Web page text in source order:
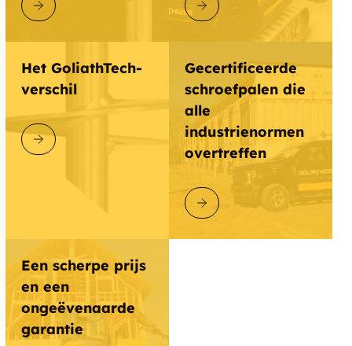
Danbury Deerfield Center
Mirror Lake Mount Sunapee
Nelson North Sanbornton
Rye Beach
Smithtown
Weare
West Wilton
ONTDEK GOLIATHTECH ONTDEK GOLIATHTECH
Het GoliathTech-
verschil
ONTDEK GOLIATHTECH
Gecertificeerde
schroefpalen die
alle
industrienormen
overtreffen
ONTDEK GOLIATHTECH
Een scherpe prijs
en een
ongeëvenaarde
garantie